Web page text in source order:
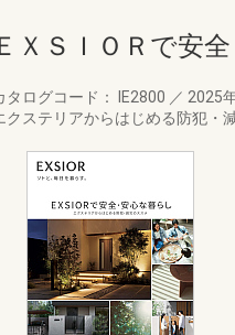
ＸＳＩＯＲで安
タログコード： IE2800 ／ 2025
クステリアからはじめる防犯・